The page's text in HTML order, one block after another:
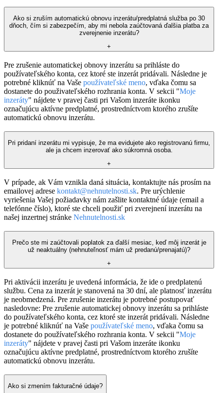
Ako si zruším automatickú obnovu inzerátu/predplatná služba po 30
dňoch, čím si zabezpečím, aby mi nebola zaúčtovaná ďalšia platba za
zverejnenie inzerátu?
+
Pre zrušenie automatickej obnovy inzerátu sa prihláste do
používateľského konta, cez ktoré ste inzerát pridávali. Následne je
potrebné kliknúť na Vaše používateľské meno, vďaka čomu sa
dostanete do použivateľského rozhrania konta. V sekcii "Moje
inzeráty" nájdete v pravej časti pri Vašom inzeráte ikonku
označujúcu aktívne predplatné, prostredníctvom ktorého zrušíte
automatickú obnovu inzerátu.
Pri pridaní inzerátu mi vypisuje, že ma evidujete ako registrovanú firmu,
ale ja chcem inzerovať ako súkromná osoba.
+
V prípade, ak Vám vznikla daná situácia, kontaktujte nás prosím na
emailovej adrese kontakt@nehnutelnosti.sk. Pre urýchlenie
vyriešenia Vašej požiadavky nám zašlite kontaktné údaje (email a
telefónne číslo), ktoré ste chceli použiť pri zverejnení inzerátu na
našej inzertnej stránke Nehnutelnosti.sk
Prečo ste mi zaúčtovali poplatok za ďalší mesiac, keď môj inzerát je
už neaktuálny (nehnuteľnosť mám už predanú/prenajatú)?
+
Pri aktivácii inzerátu je uvedená informácia, že ide o predplatenú
službu. Cena za inzerát je stanovená na 30 dní, ale platnosť inzerátu
je neobmedzená. Pre zrušenie inzerátu je potrebné postupovať
nasledovne: Pre zrušenie automatickej obnovy inzerátu sa prihláste
do používateľského konta, cez ktoré ste inzerát pridávali. Následne
je potrebné kliknúť na Vaše používateľské meno, vďaka čomu sa
dostanete do používateľského rozhrania konta. V sekcii "Moje
inzeráty" nájdete v pravej časti pri Vašom inzeráte ikonku
označujúcu aktívne predplatné, prostredníctvom ktorého zrušíte
automatickú obnovu inzerátu.
Ako si zmením fakturačné údaje?